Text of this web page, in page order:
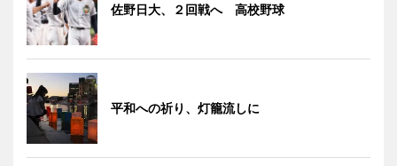
佐野日大、２回戦へ 高校野球
平和への祈り、灯籠流しに